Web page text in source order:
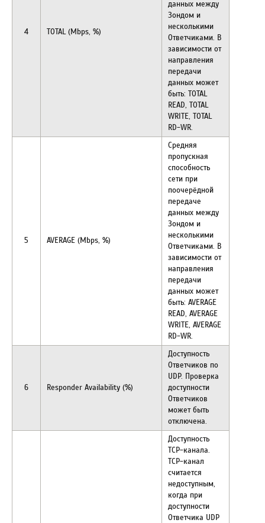
4 TOTAL (Mbps, %)
данных между
Зондом и
несколькими
Ответчиками. В
зависимости от
направления
передачи
данных может
быть: TOTAL
READ, TOTAL
WRITE, TOTAL
RD-WR.
5 AVERAGE (Mbps, %)
Средняя
пропускная
способность
сети при
поочерёдной
передаче
данных между
Зондом и
несколькими
Ответчиками. В
зависимости от
направления
передачи
данных может
быть: AVERAGE
READ, AVERAGE
WRITE, AVERAGE
RD-WR.
6 Responder Availability (%)
Доступность
Ответчиков по
UDP. Проверка
доступности
Ответчиков
может быть
отключена.
Доступность
TCP-канала.
TCP-канал
считается
недоступным,
когда при
доступности
Ответчика UDP